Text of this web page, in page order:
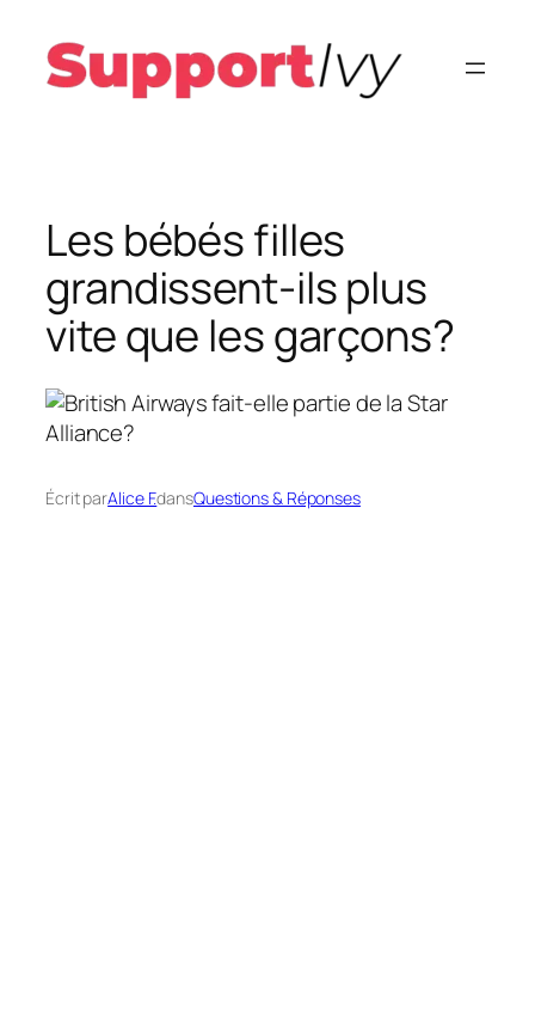
contenu
Les bébés filles
grandissent-ils plus
vite que les garçons?
Écrit parAlice F.dansQuestions & Réponses